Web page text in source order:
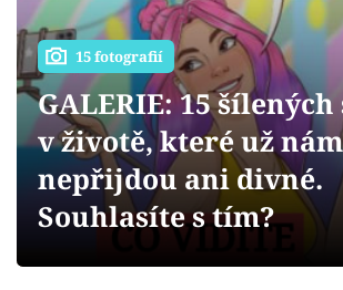
Virály
Sex a vztahy
Videa
Sledujte prima+
15 fotografií
GALERIE: 15
v životě, které už nám
nepřijdou ani divné.
Souhlasíte s tím?